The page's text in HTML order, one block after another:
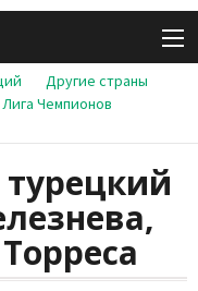
Другие страны
Лига Чемпионов